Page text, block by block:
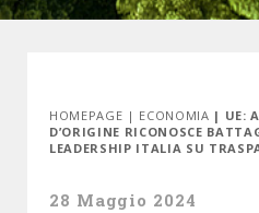
HOMEPAGE | ECONOMIA | UE:
D’ORIGINE RICONOSCE
LEADERSHIP ITALIA SU
28 Maggio 2024